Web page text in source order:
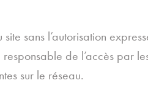
sans l’autorisation
de l’accès par
sur le réseau.